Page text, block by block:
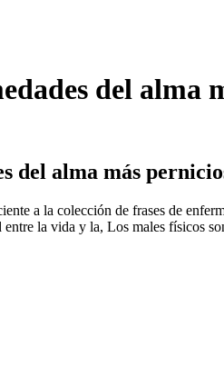
del alma
del alma más
a la colección de frases de
la vida y la, Los males físicos